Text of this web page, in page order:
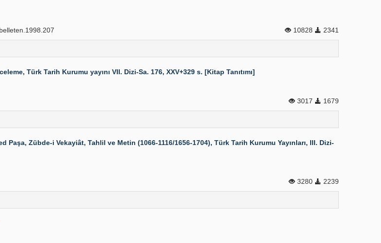
10828 2341
Türk Tarih Kurumu yayını VII. Dizi-Sa. 176, XXV+329 s. [Kitap Tanıtımı]
3017 1679
Paşa, Zübde-i Vekayiât, Tahlil ve Metin (1066-1116/1656-1704), Türk Tarih Kurumu Yayınları, III. Dizi-
3280 2239